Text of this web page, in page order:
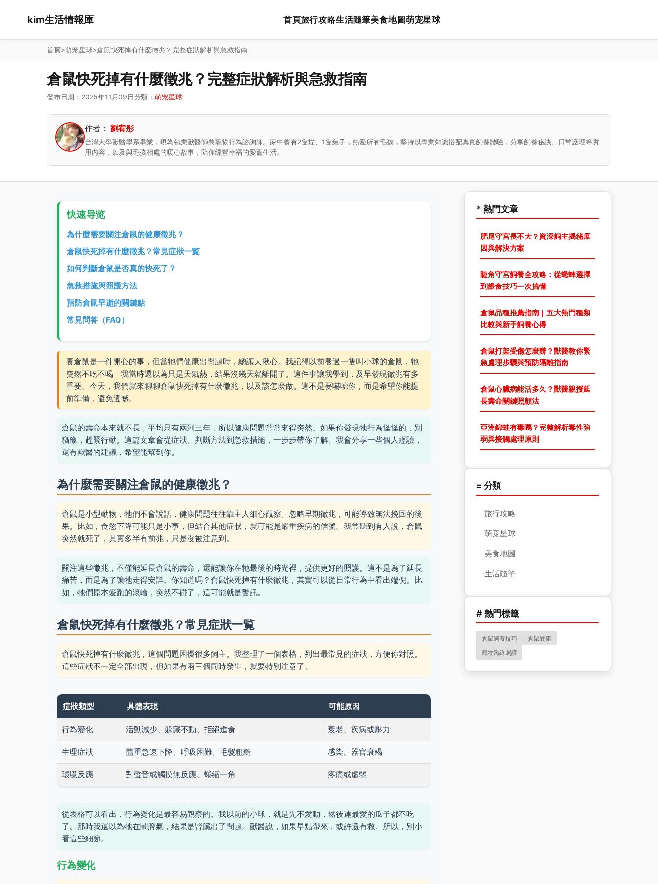
kim生活情報庫 首頁旅行攻略生活隨筆美食地圖萌宠星球
首頁>萌宠星球>倉鼠快死掉有什麼徵兆？完整症狀解析與急救指南
倉鼠快死掉有什麼徵兆？完整症狀解析與急救指南
發布日期：2025年11月09日分類： 萌宠星球
作者： 劉宥彤
台灣大學獸醫學系畢業，現為執業獸醫師兼寵物行為諮詢師。家中養有2隻貓、1隻兔子，熱愛所有毛孩，堅持以專業知識搭配真實飼養體驗，分享飼養秘訣、日常護理等實
用內容，以及與毛孩相處的暖心故事，陪你經營幸福的愛寵生活。
快速导览
為什麼需要關注倉鼠的健康徵兆？
倉鼠快死掉有什麼徵兆？常見症狀一覧
如何判斷倉鼠是否真的快死了？
急救措施與照護方法
預防倉鼠早逝的關鍵點
常見問答（FAQ）
養倉鼠是一件開心的事，但當牠們健康出問題時，總讓人揪心。我記得以前養過一隻叫小球的倉鼠，牠
突然不吃不喝，我當時還以為只是天氣熱，結果沒幾天就離開了。這件事讓我學到，及早發現徵兆有多
重要。今天，我們就來聊聊倉鼠快死掉有什麼徵兆，以及該怎麼做。這不是要嚇唬你，而是希望你能提
前準備，避免遺憾。
倉鼠的壽命本來就不長，平均只有兩到三年，所以健康問題常常來得突然。如果你發現牠行為怪怪的，別
猶豫，趕緊行動。這篇文章會從症狀、判斷方法到急救措施，一步步帶你了解。我會分享一些個人經驗，
還有獸醫的建議，希望能幫到你。
為什麼需要關注倉鼠的健康徵兆？
倉鼠是小型動物，牠們不會說話，健康問題往往靠主人細心觀察。忽略早期徵兆，可能導致無法挽回的後
果。比如，食慾下降可能只是小事，但結合其他症狀，就可能是嚴重疾病的信號。我常聽到有人說，倉鼠
突然就死了，其實多半有前兆，只是沒被注意到。
關注這些徵兆，不僅能延長倉鼠的壽命，還能讓你在牠最後的時光裡，提供更好的照護。這不是為了延長
痛苦，而是為了讓牠走得安詳。你知道嗎？倉鼠快死掉有什麼徵兆，其實可以從日常行為中看出端倪。比
如，牠們原本愛跑的滾輪，突然不碰了，這可能就是警訊。
倉鼠快死掉有什麼徵兆？常見症狀一覧
倉鼠快死掉有什麼徵兆，這個問題困擾很多飼主。我整理了一個表格，列出最常見的症狀，方便你對照。
這些症狀不一定全部出現，但如果有兩三個同時發生，就要特別注意了。
症狀類型 具體表現 可能原因
行為變化 活動減少、躲藏不動、拒絕進食 衰老、疾病或壓力
生理症狀 體重急速下降、呼吸困難、毛髮粗糙 感染、器官衰竭
環境反應 對聲音或觸摸無反應、蜷縮一角 疼痛或虛弱
從表格可以看出，行為變化是最容易觀察的。我以前的小球，就是先不愛動，然後連最愛的瓜子都不吃
了。那時我還以為牠在鬧脾氣，結果是腎臟出了問題。獸醫說，如果早點帶來，或許還有救。所以，別小
看這些細節。
行為變化
* 熱門文章
肥尾守宮長不大？資深飼主揭秘原
因與解決方案
睫角守宮飼養全攻略：從蟋蟀選擇
到餵食技巧一次搞懂
倉鼠品種推薦指南｜五大熱門種類
比較與新手飼養心得
倉鼠打架受傷怎麼辦？獸醫教你緊
急處理步驟與預防隔離指南
倉鼠心臟病能活多久？獸醫親授延
長壽命關鍵照顧法
亞洲錦蛙有毒嗎？完整解析毒性強
弱與接觸處理原則
≡ 分類
旅行攻略
萌宠星球
美食地圖
生活隨筆
# 熱門標籤
倉鼠飼養技巧
倉鼠健康
寵物臨終照護